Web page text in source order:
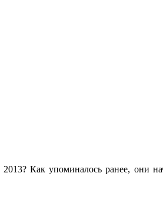
Как упоминалось ранее, они